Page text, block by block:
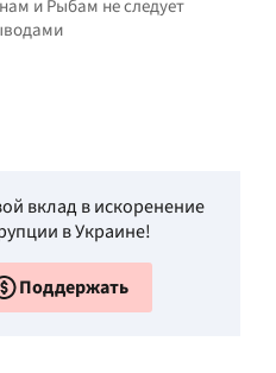
и Рыбам не следует
вклад в искоренение
в Украине!
Поддержать